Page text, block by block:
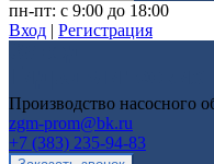
пн-пт: с 9:00 до 18:00
Вход | Регистрация
Производство насосного
zgm-prom@bk.ru
+7 (383) 235-94-83